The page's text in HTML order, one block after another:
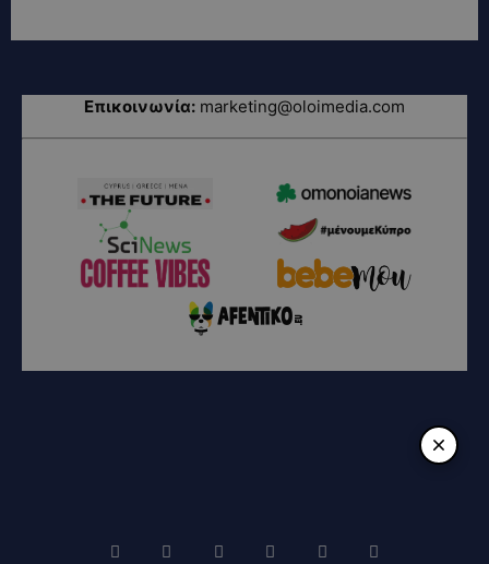
Επικοινωνία: marketing@oloimedia.com